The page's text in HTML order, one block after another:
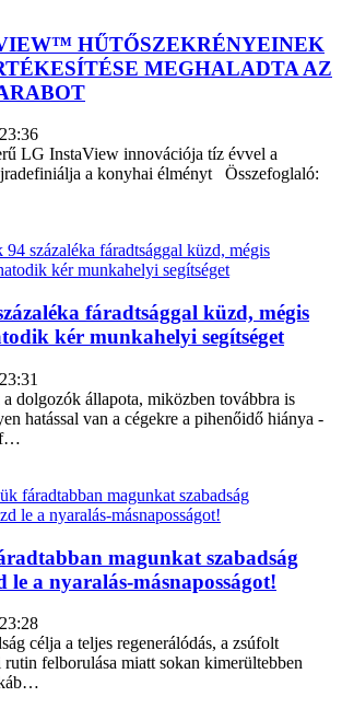
HŰTŐSZEKRÉNYEINEK
MEGHALADTA AZ
LG InstaView innovációja tíz évvel a
a konyhai élményt Összefoglaló:
fáradtsággal küzd, mégis
kér munkahelyi segítséget
dolgozók állapota, miközben továbbra is
hatással van a cégekre a pihenőidő hiánya -
f…
magunkat szabadság
le a nyaralás-másnaposságot!
célja a teljes regenerálódás, a zsúfolt
rutin felborulása miatt sokan kimerültebben